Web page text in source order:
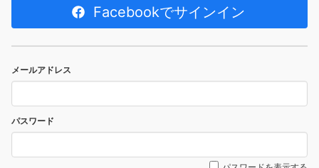
Facebookでサインイン
メールアドレス
パスワード